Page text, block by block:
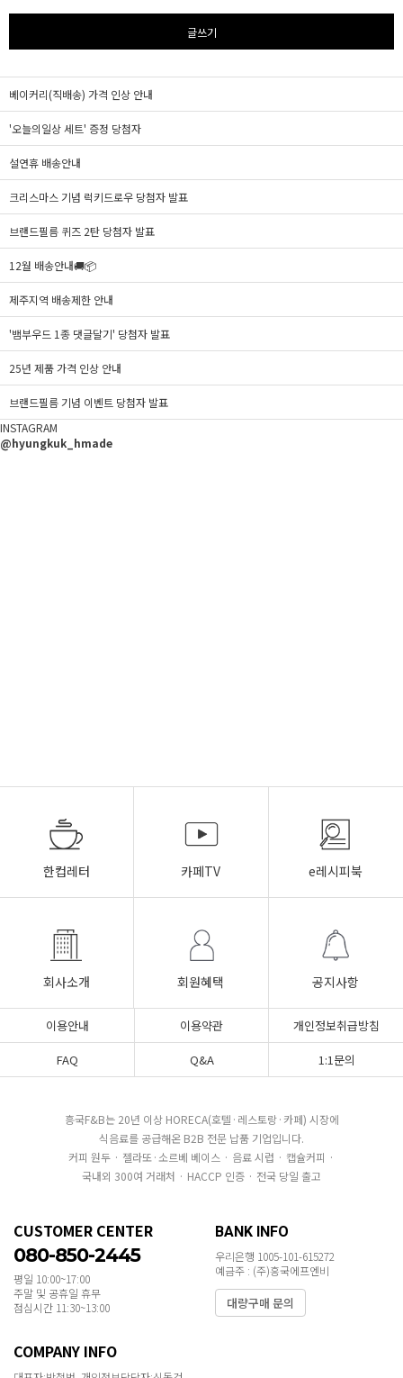
글쓰기
베이커리(직배송) 가격 인상 안내
'오늘의일상 세트' 증정 당첨자
설연휴 배송안내
크리스마스 기념 럭키드로우 당첨자 발표
브랜드필름 퀴즈 2탄 당첨자 발표
12월 배송안내🚚📦
제주지역 배송제한 안내
'뱀부우드 1종 댓글달기' 당첨자 발표
25년 제품 가격 인상 안내
브랜드필름 기념 이벤트 당첨자 발표
INSTAGRAM
@hyungkuk_hmade
한컵레터 카페TV e레시피북
회사소개 회원혜택 공지사항
이용안내 이용약관
개인정보취급방침
FAQ
Q&A 1:1문의
흥국F&B는 20년 이상 HORECA(호텔·레스토랑·카페) 시장에
식음료를 공급해온 B2B 전문 납품 기업입니다.
커피 원두 · 젤라또·소르베 베이스 · 음료 시럽 · 캡슐커피 ·
국내외 300여 거래처 · HACCP 인증 · 전국 당일 출고
CUSTOMER CENTER
080-850-2445
평일 10:00~17:00
주말 및 공휴일 휴무
점심시간 11:30~13:00
BANK INFO
우리은행 1005-101-615272
예금주 : (주)흥국에프엔비
대량구매 문의
COMPANY INFO